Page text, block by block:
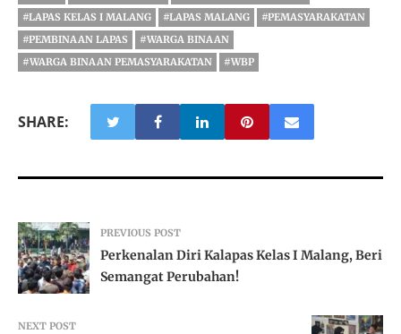
#LAPAS KELAS I MALANG
#LAPAS MALANG
#PEMASYARAKATAN
#PEMBINAAN LAPAS
#WARGA BINAAN
#WARGA BINAAN PEMASYARAKATAN
#WBP
SHARE:
PREVIOUS POST
Perkenalan Diri Kalapas Kelas I Malang, Beri
Semangat Perubahan!
NEXT POST